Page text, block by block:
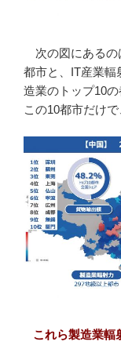
次の図にあるの
都市と、IT産業輻
造業のトップ10
この10都市だけ
これら製造業輻